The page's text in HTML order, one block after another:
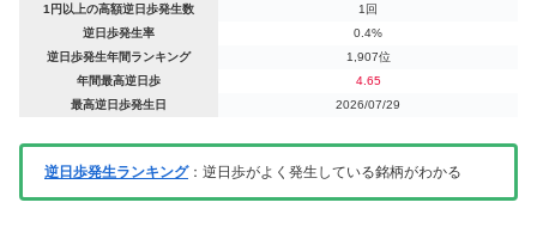
1円以上の高額逆日歩発生数
1回
逆日歩発生率
0.4%
逆日歩発生年間ランキング
1,907位
年間最高逆日歩
4.65
最高逆日歩発生日
2026/07/29
逆日歩発生ランキング：逆日歩がよく発生している銘柄がわかる